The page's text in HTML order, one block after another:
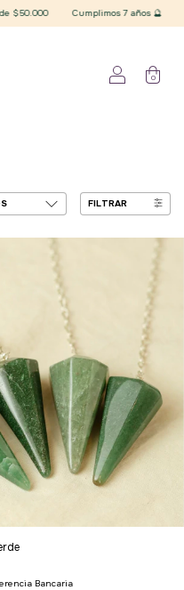
Cumplimos 7 años 🔮 REGALO
0
FILTRAR
Bancaria